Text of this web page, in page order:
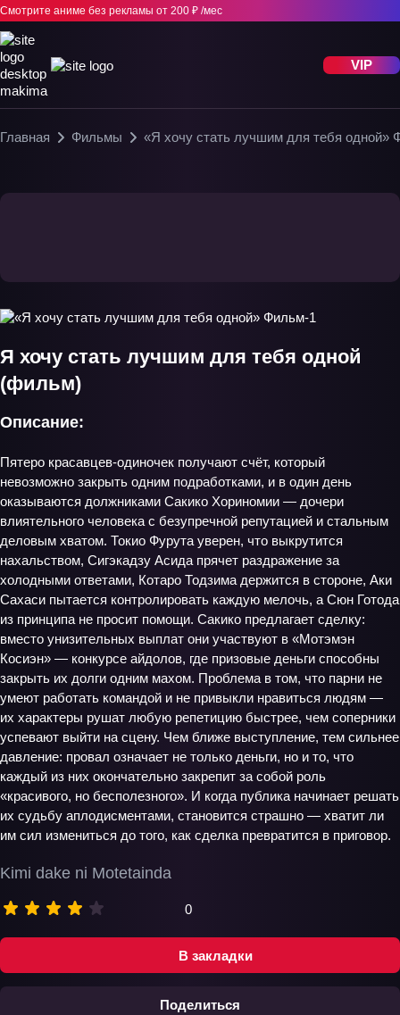
Смотрите аниме без рекламы от 200 ₽ /мес
VIP
Главная Фильмы «Я хочу стать лучшим для тебя одной»
В закладки
Поделиться
Я хочу стать лучшим для тебя одной
(фильм)
Kimi dake ni Motetainda
0
Описание:
Пятеро красавцев‑одиночек получают счёт, который
невозможно закрыть одним подработками, и в один день
оказываются должниками Сакико Хориномии — дочери
влиятельного человека с безупречной репутацией и стальным
деловым хватом. Токио Фурута уверен, что выкрутится
нахальством, Сигэкадзу Асида прячет раздражение за
холодными ответами, Котаро Тодзима держится в стороне, Аки
Сахаси пытается контролировать каждую мелочь, а Сюн Готода
из принципа не просит помощи. Сакико предлагает сделку:
вместо унизительных выплат они участвуют в «Мотэмэн
Косиэн» — конкурсе айдолов, где призовые деньги способны
закрыть их долги одним махом. Проблема в том, что парни не
умеют работать командой и не привыкли нравиться людям —
их характеры рушат любую репетицию быстрее, чем соперники
успевают выйти на сцену. Чем ближе выступление, тем сильнее
давление: провал означает не только деньги, но и то, что
каждый из них окончательно закрепит за собой роль
«красивого, но бесполезного». И когда публика начинает решать
их судьбу аплодисментами, становится страшно — хватит ли
им сил измениться до того, как сделка превратится в приговор.